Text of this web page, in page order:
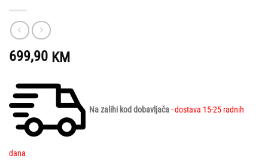
699,90 KM
Na zalihi kod dobavljača- dostava 15-25 radnih
dana